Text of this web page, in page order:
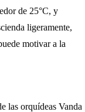
de 25°C, y
ligeramente,
motivar a la
las orquídeas Vanda